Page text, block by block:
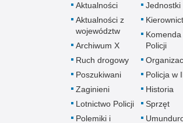
Aktualności
Aktualności z
województw
Archiwum X
Ruch drogowy
Poszukiwani
Zaginieni
Lotnictwo Policji
Polemiki i
Jednostki
Komenda
Policji
Policja w
Historia
Sprzęt